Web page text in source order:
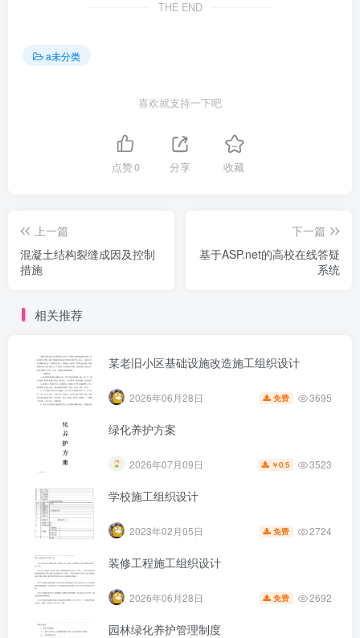
第5页 / 共11页
THE END
a未分类
喜欢就支持一下吧
点赞0 分享 收藏
上一篇
混凝土结构裂缝成因及控制
措施
下一篇
基于ASP.net的高校在线答疑
系统
相关推荐
某老旧小区基础设施改造施工组织设计
2026年06月28日 免费 3695
绿化养护方案
2026年07月09日 ￥0.5 3523
学校施工组织设计
2023年02月05日 免费 2724
装修工程施工组织设计
2026年06月28日 免费 2692
园林绿化养护管理制度